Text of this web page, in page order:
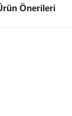
Önerileri